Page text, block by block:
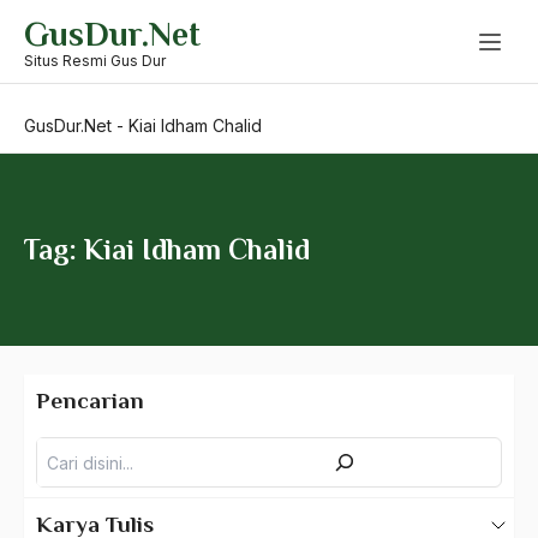
content
GusDur.Net
Situs Resmi Gus Dur
GusDur.Net - Kiai Idham Chalid
Tag: Kiai Idham Chalid
Pencarian
Karya Tulis
Kiai Asnawi
Kiai Basori Alwi
Kiai Bisri Mustofa
Kiai Dahlan Ihsan
Kiai Fikih
Kiai Formalis